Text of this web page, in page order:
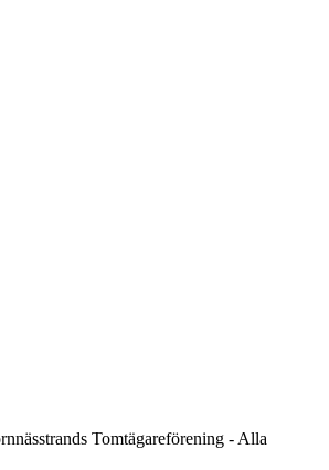
Tomtägareförening - Alla